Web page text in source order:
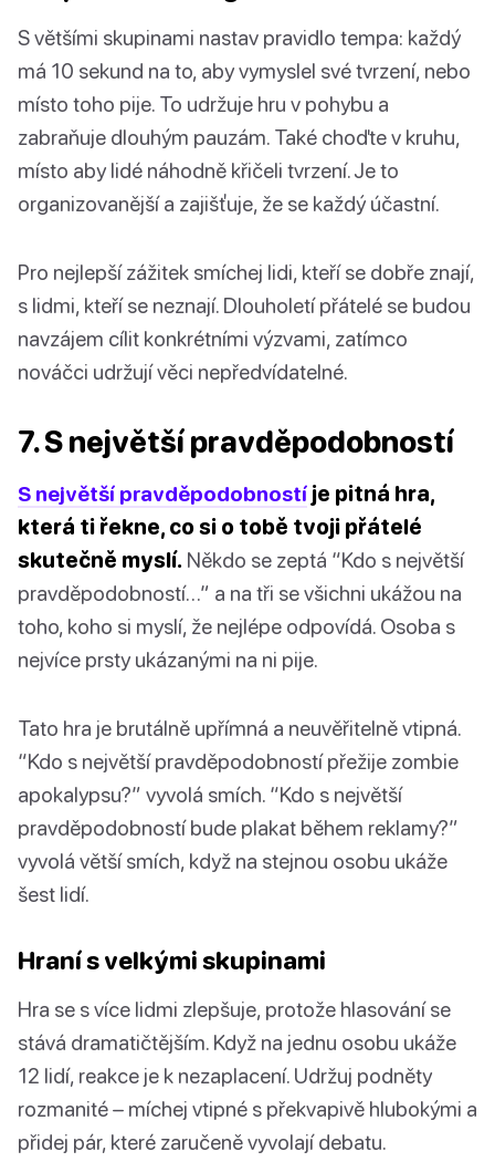
S většími skupinami nastav pravidlo tempa: každý
má 10 sekund na to, aby vymyslel své tvrzení, nebo
místo toho pije. To udržuje hru v pohybu a
zabraňuje dlouhým pauzám. Také choďte v kruhu,
místo aby lidé náhodně křičeli tvrzení. Je to
organizovanější a zajišťuje, že se každý účastní.
Pro nejlepší zážitek smíchej lidi, kteří se dobře znají,
s lidmi, kteří se neznají. Dlouholetí přátelé se budou
navzájem cílit konkrétními výzvami, zatímco
nováčci udržují věci nepředvídatelné.
7. S největší pravděpodobností
S největší pravděpodobností je pitná hra,
která ti řekne, co si o tobě tvoji přátelé
skutečně myslí. Někdo se zeptá “Kdo s největší
pravděpodobností…” a na tři se všichni ukážou na
toho, koho si myslí, že nejlépe odpovídá. Osoba s
nejvíce prsty ukázanými na ni pije.
Tato hra je brutálně upřímná a neuvěřitelně vtipná.
“Kdo s největší pravděpodobností přežije zombie
apokalypsu?” vyvolá smích. “Kdo s největší
pravděpodobností bude plakat během reklamy?”
vyvolá větší smích, když na stejnou osobu ukáže
šest lidí.
Hraní s velkými skupinami
Hra se s více lidmi zlepšuje, protože hlasování se
stává dramatičtějším. Když na jednu osobu ukáže
12 lidí, reakce je k nezaplacení. Udržuj podněty
rozmanité – míchej vtipné s překvapivě hlubokými a
přidej pár, které zaručeně vyvolají debatu.